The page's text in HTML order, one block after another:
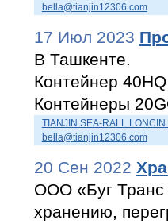
bella@tianjin12306.com
17 Июл 2023
В Ташкенте.
Контейнер
Контейнеры
TIANJIN SEA-RALL LONCIN
bella@tianjin12306.com
20 Сен 2022
ООО «Буг Транс
хранению,